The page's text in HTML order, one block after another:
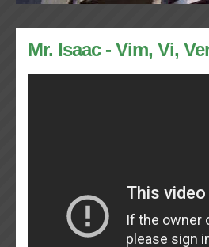
Mr. Isaac - Vim, Vi,